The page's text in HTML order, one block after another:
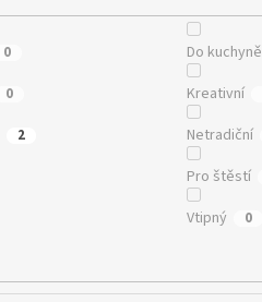
0 Do kuchyně
0 Kreativní
2 Netradiční
Pro štěstí
Vtipný 0